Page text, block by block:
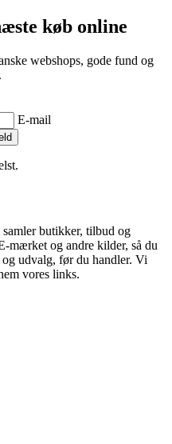
køb online
webshops, gode fund og
E-mail
butikker, tilbud og
mærket og andre kilder, så du
udvalg, før du handler. Vi
vores links.